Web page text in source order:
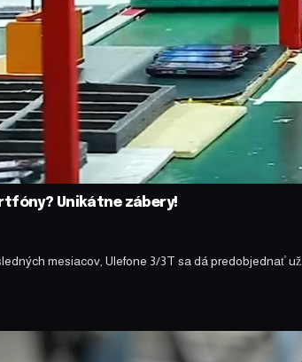
Unikátne zábery!
mesiacov, Ulefone 3/3T sa dá predobjednať už…